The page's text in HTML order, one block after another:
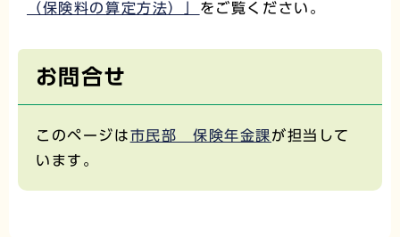
（保険料の算定方法）」 をご覧ください。
お問合せ
このページは市民部 保険年金課が担当して
います。